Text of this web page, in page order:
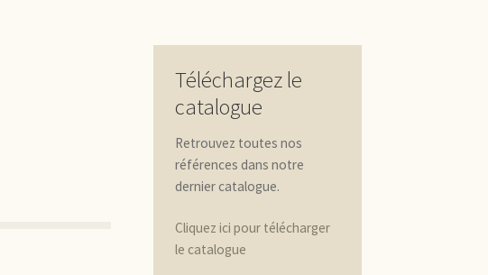
Téléchargez le
catalogue
Retrouvez toutes nos
références dans notre
dernier catalogue.
Cliquez ici pour télécharger
le catalogue